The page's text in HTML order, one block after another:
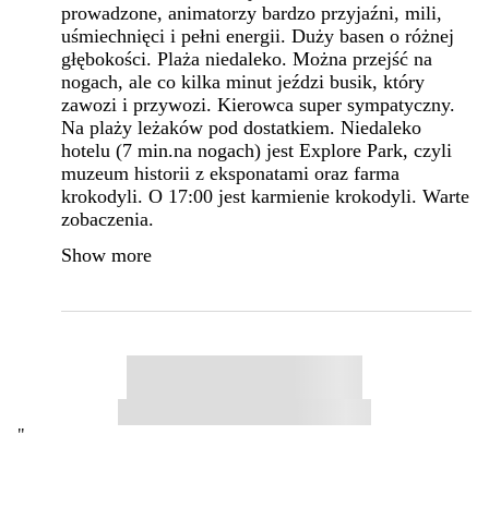
prowadzone, animatorzy bardzo przyjaźni, mili,
uśmiechnięci i pełni energii. Duży basen o różnej
głębokości. Plaża niedaleko. Można przejść na
nogach, ale co kilka minut jeździ busik, który
zawozi i przywozi. Kierowca super sympatyczny.
Na plaży leżaków pod dostatkiem. Niedaleko
hotelu (7 min.na nogach) jest Explore Park, czyli
muzeum historii z eksponatami oraz farma
krokodyli. O 17:00 jest karmienie krokodyli. Warte
zobaczenia.
Show more
"